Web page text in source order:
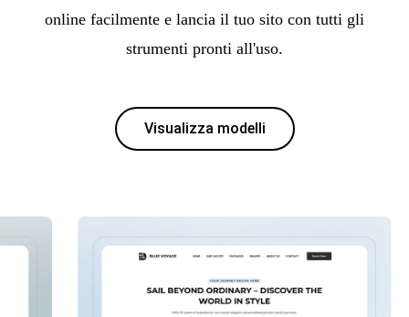
online facilmente e lancia il tuo sito con tutti gli
strumenti pronti all'uso.
Visualizza modelli